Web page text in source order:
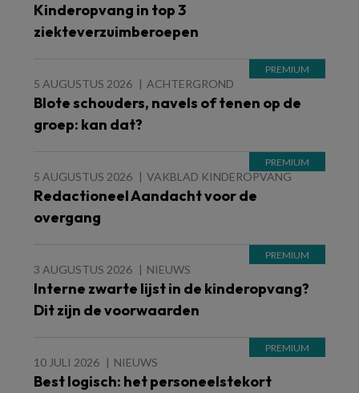
Kinderopvang in top 3
ziekteverzuimberoepen
5 AUGUSTUS 2026 ACHTERGROND
Blote schouders, navels of tenen op de
groep: kan dat?
5 AUGUSTUS 2026 VAKBLAD KINDEROPVANG
Redactioneel Aandacht voor de
overgang
3 AUGUSTUS 2026 NIEUWS
Interne zwarte lijst in de kinderopvang?
Dit zijn de voorwaarden
10 JULI 2026 NIEUWS
Best logisch: het personeelstekort